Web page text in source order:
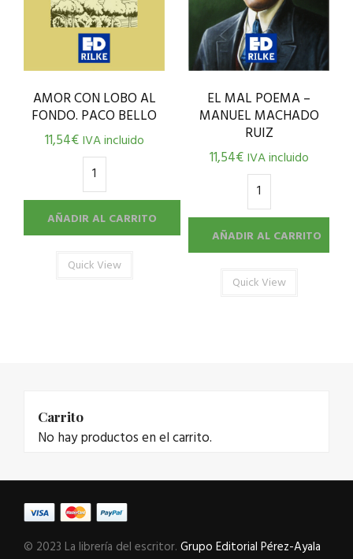
AMOR CON LOBO AL
FONDO. PACO BELLO
11,54€ IVA incluido
AÑADIR AL CARRITO
Quick View
EL MAL POEMA –
MANUEL MACHADO
RUIZ
11,54€ IVA incluido
AÑADIR AL CARRITO
Quick View
Carrito
No hay productos en el carrito.
© 2023 La librería del escritor. Grupo Editorial Pérez-Ayala